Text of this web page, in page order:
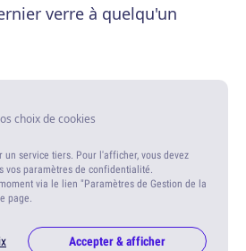
verre à quelqu'un
choix de cookies
un service tiers. Pour l'afficher, vous devez
vos paramètres de confidentialité.
via le lien "Paramètres de Gestion de la
page.
Accepter & afficher